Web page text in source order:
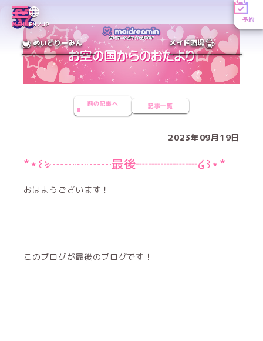
MENUEN／JP
予約
めいどりーみん メイド酒場
前の記事へ 記事一覧
2023年09月19日
*⋆꒰ঌ┈┈┈┈┈最後┈┈┈┈┈໒꒱⋆*
おはようございます！
このブログが最後のブログです！